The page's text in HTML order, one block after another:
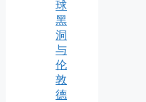
球
黑
洞
与
伦
敦
德